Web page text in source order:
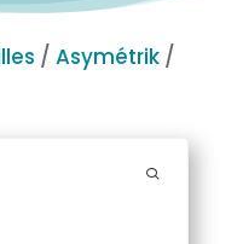
/ Asymétrik/